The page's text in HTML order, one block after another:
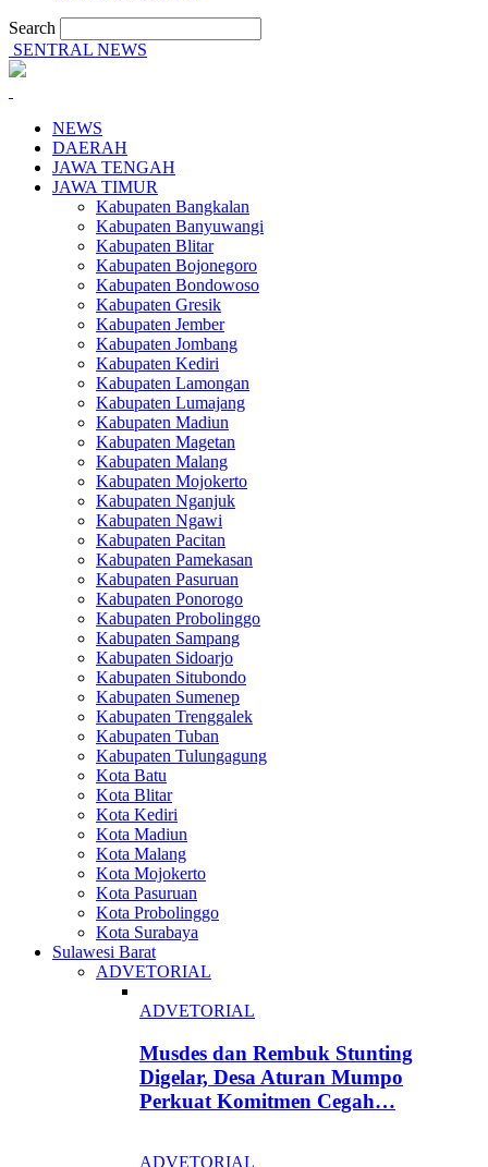
Search
SENTRAL NEWS
NEWS
DAERAH
JAWA TENGAH
JAWA TIMUR
Kabupaten Bangkalan
Kabupaten Banyuwangi
Kabupaten Blitar
Kabupaten Bojonegoro
Kabupaten Bondowoso
Kabupaten Gresik
Kabupaten Jember
Kabupaten Jombang
Kabupaten Kediri
Kabupaten Lamongan
Kabupaten Lumajang
Kabupaten Madiun
Kabupaten Magetan
Kabupaten Malang
Kabupaten Mojokerto
Kabupaten Nganjuk
Kabupaten Ngawi
Kabupaten Pacitan
Kabupaten Pamekasan
Kabupaten Pasuruan
Kabupaten Ponorogo
Kabupaten Probolinggo
Kabupaten Sampang
Kabupaten Sidoarjo
Kabupaten Situbondo
Kabupaten Sumenep
Kabupaten Trenggalek
Kabupaten Tuban
Kabupaten Tulungagung
Kota Batu
Kota Blitar
Kota Kediri
Kota Madiun
Kota Malang
Kota Mojokerto
Kota Pasuruan
Kota Probolinggo
Kota Surabaya
Sulawesi Barat
ADVETORIAL
ADVETORIAL
Musdes dan Rembuk Stunting
Digelar, Desa Aturan Mumpo
Perkuat Komitmen Cegah…
ADVETORIAL